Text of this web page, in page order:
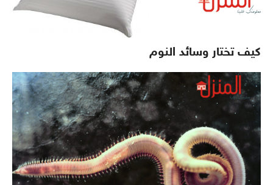
كيف تختار وسائد النوم